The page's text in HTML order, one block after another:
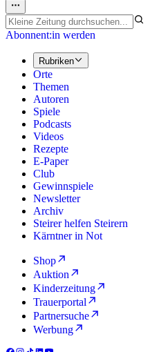
Abonnent:in werden
Rubriken
Orte
Themen
Autoren
Spiele
Podcasts
Videos
Rezepte
E-Paper
Club
Gewinnspiele
Newsletter
Archiv
Steirer helfen Steirern
Kärntner in Not
Shop
Auktion
Kinderzeitung
Trauerportal
Partnersuche
Werbung